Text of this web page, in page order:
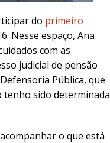
do primeiro
Nesse espaço, Ana
com as
judicial de pensão
Pública, que
tenho sido determinada
o que está